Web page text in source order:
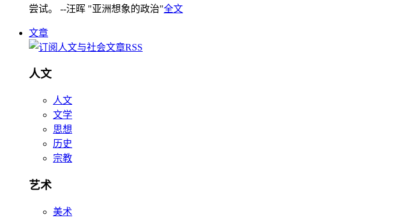
尝试。 --汪晖 "亚洲想象的政治"全文
文章
人文
人文
文学
思想
历史
宗教
艺术
美术